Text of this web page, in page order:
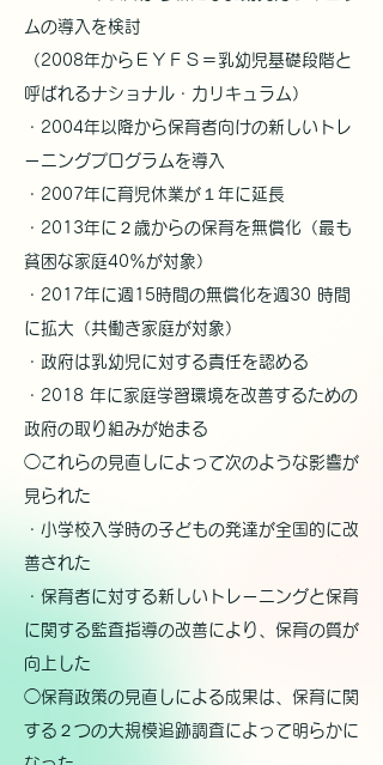
ムの導入を検討
（2008年からＥＹＦＳ＝乳幼児基礎段階と
呼ばれるナショナル・カリキュラム）
・2004年以降から保育者向けの新しいトレ
ーニングプログラムを導入
・2007年に育児休業が１年に延長
・2013年に２歳からの保育を無償化（最も
貧困な家庭40％が対象）
・2017年に週15時間の無償化を週30 時間
に拡大（共働き家庭が対象）
・政府は乳幼児に対する責任を認める
・2018 年に家庭学習環境を改善するための
政府の取り組みが始まる
◯これらの見直しによって次のような影響が
見られた
・小学校入学時の子どもの発達が全国的に改
善された
・保育者に対する新しいトレーニングと保育
に関する監査指導の改善により、保育の質が
向上した
◯保育政策の見直しによる成果は、保育に関
する２つの大規模追跡調査によって明らかに